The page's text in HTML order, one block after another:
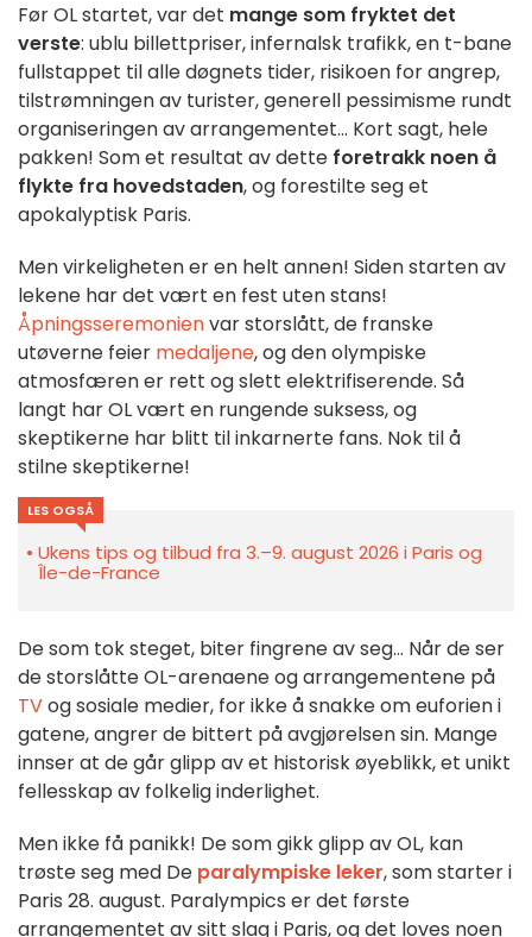
Før OL startet, var det mange som fryktet det
verste: ublu billettpriser, infernalsk trafikk, en t-bane
fullstappet til alle døgnets tider, risikoen for angrep,
tilstrømningen av turister, generell pessimisme rundt
organiseringen av arrangementet... Kort sagt, hele
pakken! Som et resultat av dette foretrakk noen å
flykte fra hovedstaden, og forestilte seg et
apokalyptisk Paris.
Men virkeligheten er en helt annen! Siden starten av
lekene har det vært en fest uten stans!
Åpningsseremonienvar storslått, de franske
utøverne feier medaljene, og den olympiske
atmosfæren er rett og slett elektrifiserende. Så
langt har OL vært en rungende suksess, og
skeptikerne har blitt til inkarnerte fans. Nok til å
stilne skeptikerne!
LES OGSÅ
Ukens tips og tilbud fra 3.–9. august 2026 i Paris og
Île-de-France
De som tok steget, biter fingrene av seg... Når de ser
de storslåtte OL-arenaene og arrangementene på
TVog sosiale medier, for ikke å snakke om euforien i
gatene, angrer de bittert på avgjørelsen sin. Mange
innser at de går glipp av et historisk øyeblikk, et unikt
fellesskap av folkelig inderlighet.
Men ikke få panikk! De som gikk glipp av OL, kan
trøste seg med De paralympiske leker, som starter i
Paris 28. august. Paralympics er det første
arrangementet av sitt slag i Paris, og det loves noen